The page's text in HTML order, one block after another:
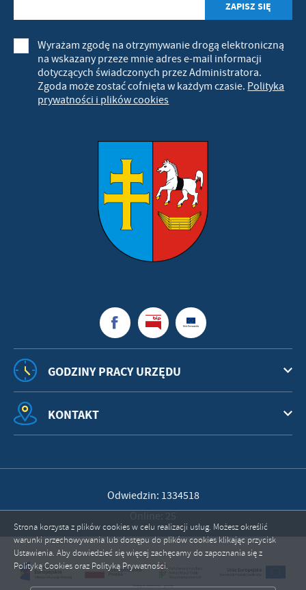
Wyrażam zgodę na otrzymywanie drogą elektroniczną
na wskazany przeze mnie adres e-mail informacji
dotyczących świadczonych przez Administratora.
Zgoda może zostać cofnięta w każdym czasie. Polityka
prywatności i plików cookies
GODZINY PRACY URZĘDU
KONTAKT
Odwiedzin: 1334518
Strona korzysta z plików cookies w celu realizacji usług. Możesz określić
warunki przechowywania lub dostępu do plików cookies klikając przycisk
Ustawienia. Aby dowiedzieć się więcej zachęcamy do zapoznania się z
Polityką Cookies oraz Polityką Prywatności.
ZAPISZ WYBRANE